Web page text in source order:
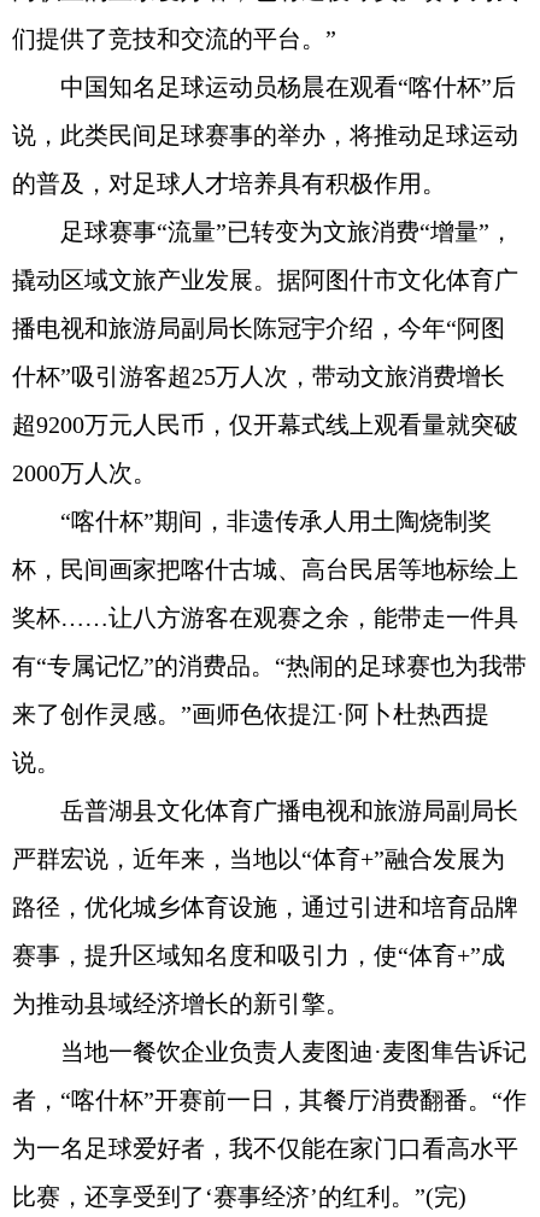
们提供了竞技和交流的平台。”
中国知名足球运动员杨晨在观看“喀什杯”后
说，此类民间足球赛事的举办，将推动足球运动
的普及，对足球人才培养具有积极作用。
足球赛事“流量”已转变为文旅消费“增量”，
撬动区域文旅产业发展。据阿图什市文化体育广
播电视和旅游局副局长陈冠宇介绍，今年“阿图
什杯”吸引游客超25万人次，带动文旅消费增长
超9200万元人民币，仅开幕式线上观看量就突破
2000万人次。
“喀什杯”期间，非遗传承人用土陶烧制奖
杯，民间画家把喀什古城、高台民居等地标绘上
奖杯……让八方游客在观赛之余，能带走一件具
有“专属记忆”的消费品。“热闹的足球赛也为我带
来了创作灵感。”画师色依提江·阿卜杜热西提
说。
岳普湖县文化体育广播电视和旅游局副局长
严群宏说，近年来，当地以“体育+”融合发展为
路径，优化城乡体育设施，通过引进和培育品牌
赛事，提升区域知名度和吸引力，使“体育+”成
为推动县域经济增长的新引擎。
当地一餐饮企业负责人麦图迪·麦图隼告诉记
者，“喀什杯”开赛前一日，其餐厅消费翻番。“作
为一名足球爱好者，我不仅能在家门口看高水平
比赛，还享受到了‘赛事经济’的红利。”(完)